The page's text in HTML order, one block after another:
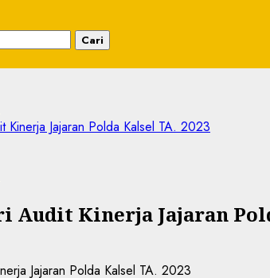
Kinerja Jajaran Polda Kalsel TA. 2023
Audit Kinerja Jajaran